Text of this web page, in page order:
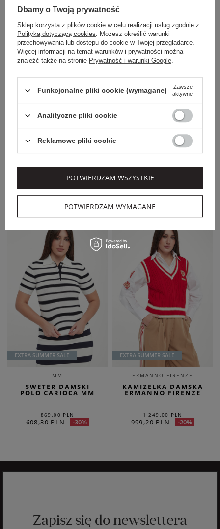
Dodatkowo -20% na kod
PATRIZIA PEPE
SWETER DAMSKI Z
PEPE
1 362,42 PLN -42%
Dodatkowo -20% na kod
CHIARA FERRAGNI
GOLF CHIARA
635,67 PLN -37%
EXTRA SUMMER SALE
MM
SWETER DAMSKI
POLO CARIOCA MM
869,00 PLN
608,30 PLN -30%
EXTRA SUMMER SALE
ERMANNO FIRENZE
KAMIZELKA DAMSKA
ERMANNO FIRENZE
1 249,00 PLN
999,20 PLN -20%
Zapisz się do newslettera
Dbamy o Twoją prywatność
Sklep korzysta z plików cookie w celu realizacji usług zgodnie z
Polityką dotyczącą cookies. Możesz określić warunki
przechowywania lub dostępu do cookie w Twojej przeglądarce.
Więcej informacji na temat warunków i prywatności można
znaleźć także na stronie Prywatność i warunki Google.
Funkcjonalne pliki cookie (wymagane)
Zawsze
aktywne
Analityczne pliki cookie
Reklamowe pliki cookie
POTWIERDZAM WYMAGANE
POTWIERDZAM WSZYSTKIE